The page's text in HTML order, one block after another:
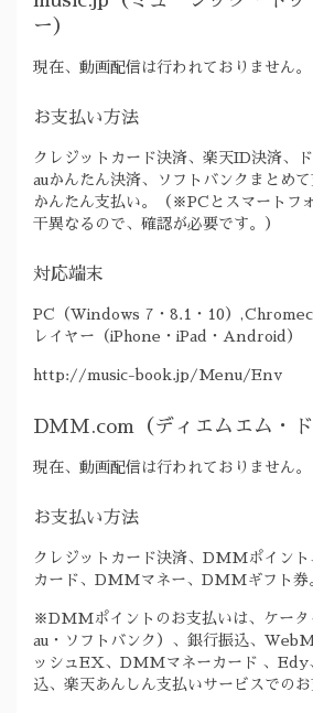
ー）
現在、動画配信は行われておりません。
お支払い方法
クレジットカード決済、楽天ID決済、
auかんたん決済、ソフトバンクまとめ
かんたん支払い。（※PCとスマートフ
干異なるので、確認が必要です。）
対応端末
PC（Windows 7・8.1・10）
レイヤー（iPhone・iPad・Android）
http://music-book.jp/Menu/Env
DMM.com（ディエムエム・ド
現在、動画配信は行われておりません。
お支払い方法
クレジットカード決済、DMMポイン
カード、DMMマネー、DMMギフト券
※DMMポイントのお支払いは、ケータ
au・ソフトバンク）、銀行振込、
ッシュEX、DMMマネーカード 、Edy
込、楽天あんしん支払いサービスでのお